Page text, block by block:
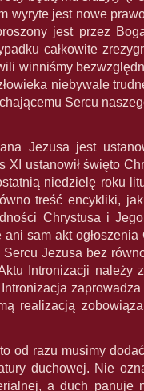
wyryte jest nowe
jest przez
całkowite
winniśmy
niebywale
Sercu
Jezusa jest
XI ustanowił święto
niedzielę roku
treść encykliki,
Chrystusa i
sam akt
Jezusa bez
Intronizacji należy
realizacją
od razu musimy
duchowej. Nie
a duch